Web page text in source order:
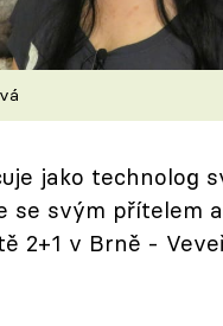
jako technolog
se svým přítelem
2+1 v Brně -